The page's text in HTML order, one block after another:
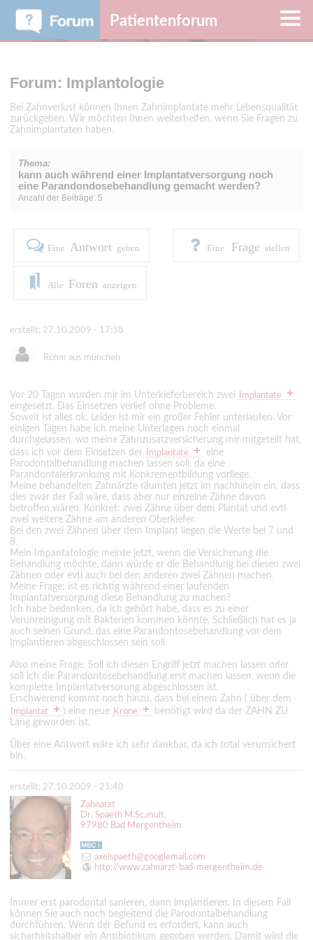
Patientenforum
Forum: Implantologie
Bei Zahnverlust können Ihnen Zahnimplantate mehr Lebensqualität
zurückgeben. Wir möchten Ihnen weiterhelfen, wenn Sie Fragen zu
Zahnimplantaten haben.
Thema:
kann auch während einer Implantatversorgung noch
eine Parandondosebehandlung gemacht werden?
Anzahl der Beiträge: 5
Eine Antwort geben Eine Frage stellen
Alle Foren anzeigen
erstellt: 27.10.2009 - 17:38
Röhm aus münchen
Vor 20 Tagen wurden mir im Unterkieferbereich zwei Implantate
eingesetzt. Das Einsetzen verlief ohne Probleme.
Soweit ist alles ok. Leider ist mir ein großer Fehler unterlaufen. Vor
einigen Tagen habe ich meine Unterlagen noch einmal
durchgelassen, wo meine Zahnzusatzversicherung mir mitgeteilt hat,
dass ich vor dem Einsetzen der
Implantate
eine
Parodontalbehandlung machen lassen soll, da eine
Parandontalerkrankung mit Konkrementbildung vorliege.
Meine behandelten Zahnärzte räumten jetzt im nachhinein ein, dass
dies zwar der Fall wäre, dass aber nur einzelne Zähne davon
betroffen wären. Konkret: zwei Zähne über dem Plantat und evtl
zwei weitere Zähne am anderen Oberkiefer.
Bei den zwei Zähnen über dem Implant liegen die Werte bei 7 und
8.
Mein Impantatologie meinte jetzt, wenn die Versicherung die
Behandlung möchte, dann würde er die Behandlung bei diesen zwei
Zähnen oder evtl auch bei den anderen zwei Zähnen machen.
Meine Frage: ist es richtig während einer laufenden
Implantatversorgung diese Behandlung zu machen?
Ich habe bedenken, da ich gehört habe, dass es zu einer
Verunreinigung mit Bakterien kommen könnte. Schließlich hat es ja
auch seinen Grund, das eine Parandontosebehandlung vor dem
Implantieren abgeschlossen sein soll.
Also meine Frage: Soll ich diesen Engriff jetzt machen lassen oder
soll ich die Parandontosebehandlung erst machen lassen, wenn die
komplette Implantatversorung abgeschlossen ist.
Erschwerend kommt noch hinzu, dass bei einem Zahn ( über dem
Implantat ) eine neue Krone
benötigt wird da der ZAHN ZU
Lang geworden ist.
Über eine Antwort wäre ich sehr dankbar, da ich total verunsichert
bin.
erstellt: 27.10.2009 - 21:40
Zahnarzt
Dr. Spaeth M.Sc.mult.
97980 Bad Mergentheim
axelspaeth@googlemail.com
http://www.zahnarzt-bad-mergentheim.de
Immer erst parodontal sanieren, dann implantieren. In diesem Fall
können Sie auch noch begleitend die Parodontalbehandlung
durchführen. Wenn der Befund es erfordert, kann auch
sicherheitshalber ein Antibiotikum gegeben werden. Damit wird die